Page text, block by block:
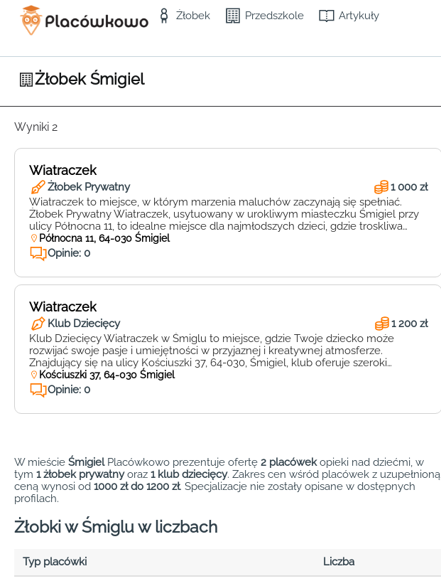
Żłobek Przedszkole Artykuły
Żłobek Śmigiel
Wyniki 2
Wiatraczek
Żłobek Prywatny
1 000 zł
Wiatraczek to miejsce, w którym marzenia maluchów zaczynają się spełniać.
Żłobek Prywatny Wiatraczek, usytuowany w urokliwym miasteczku Śmigiel przy
ulicy Północna 11, to idealne miejsce dla najmłodszych dzieci, gdzie troskliwa
opieka i wysoka jakość edukacji idą w parze. Wiatraczek to nie tylko żłobek, to
miejsce, gdzie Twoje dziecko może rozwijać swoje talenty i zainteresowania.
Oprócz […]
Północna 11, 64-030 Śmigiel
Opinie: 0
Wiatraczek
Klub Dziecięcy
1 200 zł
Klub Dziecięcy Wiatraczek w Śmiglu to miejsce, gdzie Twoje dziecko może
rozwijać swoje pasje i umiejętności w przyjaznej i kreatywnej atmosferze.
Znajdujący się na ulicy Kościuszki 37, 64-030, Śmigiel, klub oferuje szeroki
wachlarz zajęć dodatkowych, które pobudzają rozwój intelektualny i emocjonalny
najmłodszych. Wykwalifikowana kadra pedagogiczna dba o wszechstronny
rozwój dzieci, angażując je w zajęcia artystyczne, […]
Kościuszki 37, 64-030 Śmigiel
Opinie: 0
W mieście ŚmigielPlacówkowo prezentuje ofertę 2 placówekopieki nad dziećmi, w
tym 1 żłobek prywatnyoraz 1 klub dziecięcy. Zakres cen wśród placówek z uzupełnioną
ceną wynosi od 1000 zł do 1200 zł. Specjalizacje nie zostały opisane w dostępnych
profilach.
Żłobki w Śmiglu w liczbach
Typ placówki Liczba